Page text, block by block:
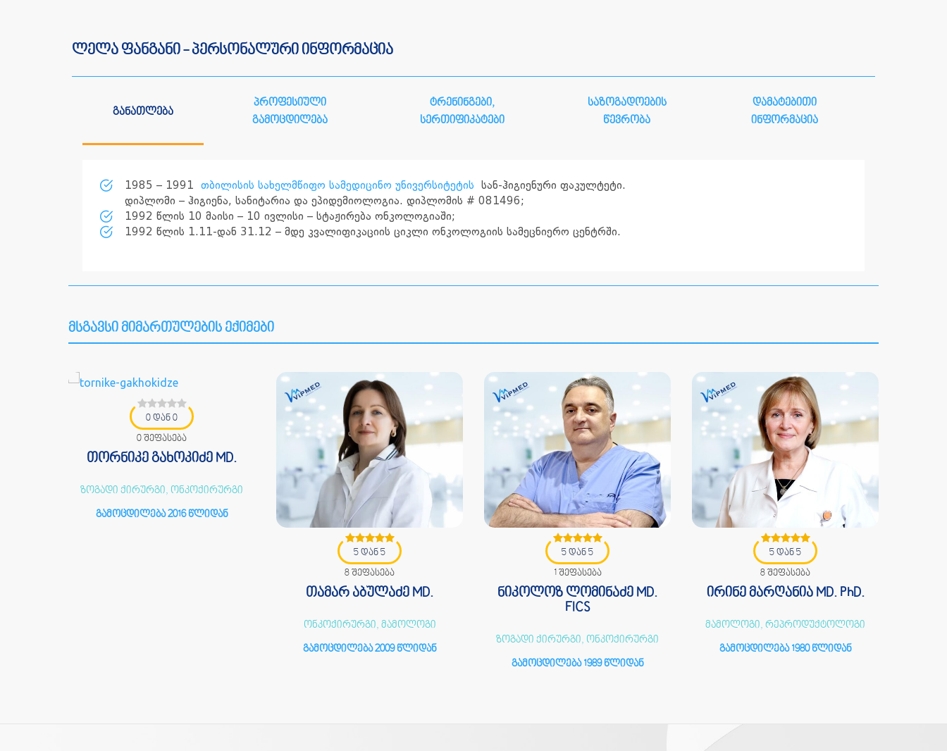
ლელა ფანგანი - პერსონალური ინფორმაცია
განათლება
პროფესიული
გამოცდილება
ტრენინგები,
სერთიფიკატები
საზოგადოების
წევრობა
დამატებითი
ინფორმაცია
1985 – 1991 თბილისის სახელმწიფო სამედიცინო უნივერსიტეტის
სან-ჰიგიენური ფაკულტეტი.
დიპლომი – ჰიგიენა, სანიტარია და ეპიდემიოლოგია. დიპლომის # 081496;
1992 წლის 10 მაისი – 10 ივლისი – სტაჟირება ონკოლოგიაში;
1992 წლის 1.11-დან 31.12 – მდე კვალიფიკაციის ციკლი ონკოლოგიის სამეცნიერო ცენტრში.
მსგავსი მიმართულების ექიმები
0 დან 0
0 შეფასება
თორნიკე გახოკიძე MD.
ზოგადი ქირურგი, ონკოქირურგი
გამოცდილება 2016 წლიდან
5 დან 5
8 შეფასება
თამარ აბულაძე MD.
ონკოქირურგი, მამოლოგი
გამოცდილება 2009 წლიდან
5 დან 5
1 შეფასება
ნიკოლოზ ლომინაძე MD.
FICS
ზოგადი ქირურგი, ონკოქირურგი
გამოცდილება 1989 წლიდან
5 დან 5
8 შეფასება
ირინე მარღანია MD. PhD.
მამოლოგი, რეპროდუქტოლოგი
გამოცდილება 1980 წლიდან